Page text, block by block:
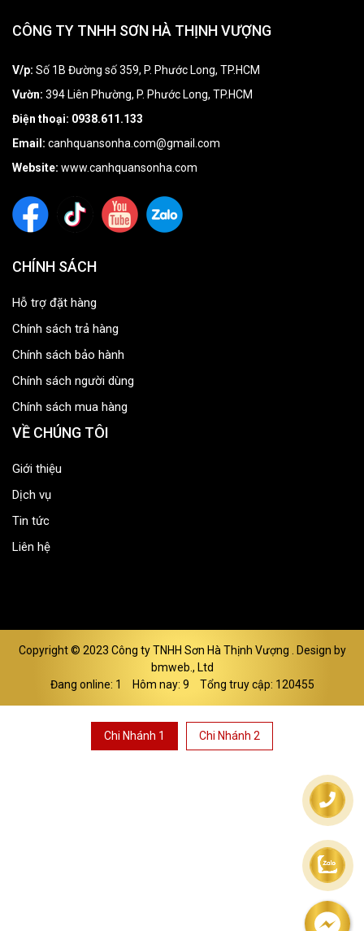
CÔNG TY TNHH SƠN HÀ THỊNH VƯỢNG
V/p: Số 1B Đường số 359, P. Phước Long, TP.HCM
Vườn: 394 Liên Phường, P. Phước Long, TP.HCM
Điện thoại: 0938.611.133
Email: canhquansonha.com@gmail.com
Website: www.canhquansonha.com
CHÍNH SÁCH
Hỗ trợ đặt hàng
Chính sách trả hàng
Chính sách bảo hành
Chính sách người dùng
Chính sách mua hàng
VỀ CHÚNG TÔI
Giới thiệu
Dịch vụ
Tin tức
Liên hệ
Copyright © 2023 Công ty TNHH Sơn Hà Thịnh Vượng . Design by
bmweb., Ltd
Đang online: 1
Hôm nay: 9 Tổng truy cập: 120455
Chi Nhánh 1 Chi Nhánh 2